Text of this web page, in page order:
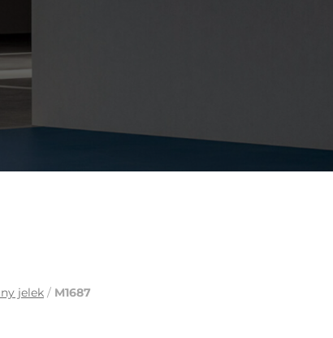
jelek / M1687